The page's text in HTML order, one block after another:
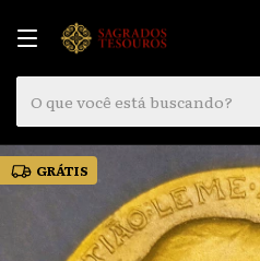
GRÁTIS